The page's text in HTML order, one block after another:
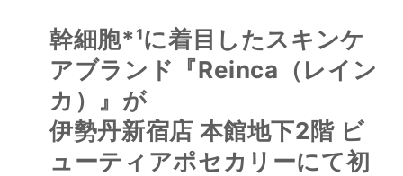
幹細胞*¹に着目したスキンケ
アブランド『Reinca（レイン
カ）』が
伊勢丹新宿店 本館地下2階 ビ
ューティアポセカリーにて初